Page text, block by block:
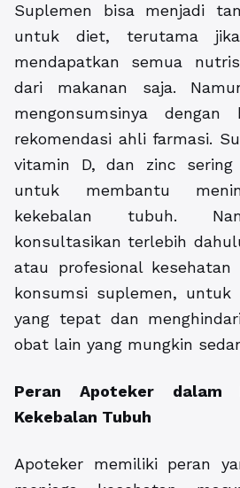
Suplemen bisa menjadi
untuk diet, terutama
mendapatkan semua
dari makanan saja.
mengonsumsinya
rekomendasi ahli farmasi.
vitamin D, dan zinc sering
untuk membantu
kekebalan tubuh.
konsultasikan terlebih
atau profesional
konsumsi suplemen, untuk
yang tepat dan
obat lain yang mungkin
Peran Apoteker dalam
Kekebalan Tubuh
Apoteker memiliki peran